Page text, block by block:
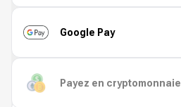
Google Pay
Payez en cryptomonnaie